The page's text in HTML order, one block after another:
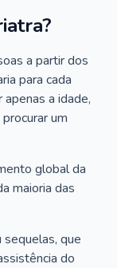
a partir dos
para cada
a idade,
um
global da
maioria das
que
do